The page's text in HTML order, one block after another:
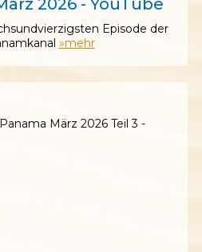
2026 - YouTube
Episode der
»mehr